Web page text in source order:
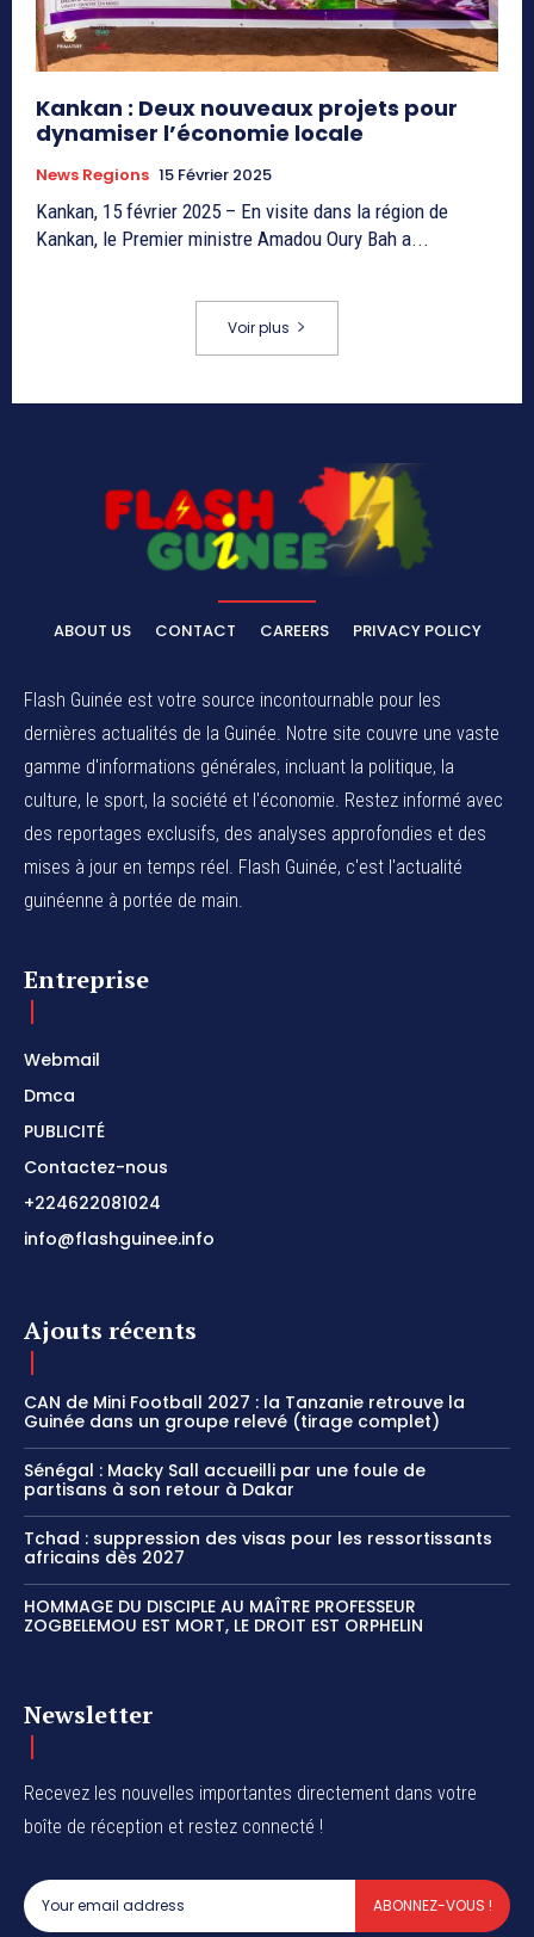
Kankan : Deux nouveaux projets pour
dynamiser l’économie locale
News Regions 15 Février 2025
Kankan, 15 février 2025 – En visite dans la région de
Kankan, le Premier ministre Amadou Oury Bah a...
Voir plus
ABOUT US CONTACT CAREERS PRIVACY POLICY
Flash Guinée est votre source incontournable pour les
dernières actualités de la Guinée. Notre site couvre une vaste
gamme d'informations générales, incluant la politique, la
culture, le sport, la société et l'économie. Restez informé avec
des reportages exclusifs, des analyses approfondies et des
mises à jour en temps réel. Flash Guinée, c'est l'actualité
guinéenne à portée de main.
Entreprise
Webmail
Dmca
PUBLICITÉ
Contactez-nous
+224622081024
info@flashguinee.info
Ajouts récents
CAN de Mini Football 2027 : la Tanzanie retrouve la
Guinée dans un groupe relevé (tirage complet)
Sénégal : Macky Sall accueilli par une foule de
partisans à son retour à Dakar
Tchad : suppression des visas pour les ressortissants
africains dès 2027
HOMMAGE DU DISCIPLE AU MAÎTRE PROFESSEUR
ZOGBELEMOU EST MORT, LE DROIT EST ORPHELIN
Newsletter
Recevez les nouvelles importantes directement dans votre
boîte de réception et restez connecté !
ABONNEZ-VOUS !